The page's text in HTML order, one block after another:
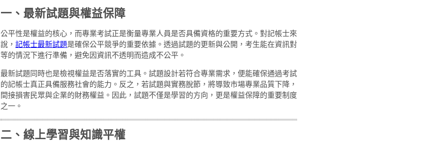
一、最新試題與權益保障
公平性是權益的核心，而專業考試正是衡量專業人員是否具備資格的重要方式。對記帳士來
說， 記帳士最新試題是確保公平競爭的重要依據。透過試題的更新與公開，考生能在資訊對
等的情況下進行準備，避免因資訊不透明而造成不公平。
最新試題同時也是檢視權益是否落實的工具。試題設計若符合專業需求，便能確保通過考試
的記帳士真正具備服務社會的能力。反之，若試題與實務脫節，將導致市場專業品質下降，
間接損害民眾與企業的財務權益。因此，試題不僅是學習的方向，更是權益保障的重要制度
之一。
二、線上學習與知識平權